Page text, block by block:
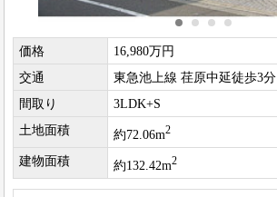
価格
16,980万円
交通
東急池上線 荏原中延徒歩3分
間取り
3LDK+S
土地面積
約72.06m2
建物面積 約132.42m2